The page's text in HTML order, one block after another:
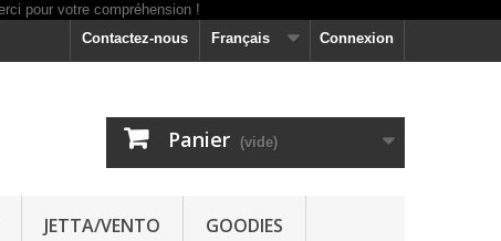
Connexion
Français
Contactez-nous
Panier (vide)
JETTA/VENTO GOODIES